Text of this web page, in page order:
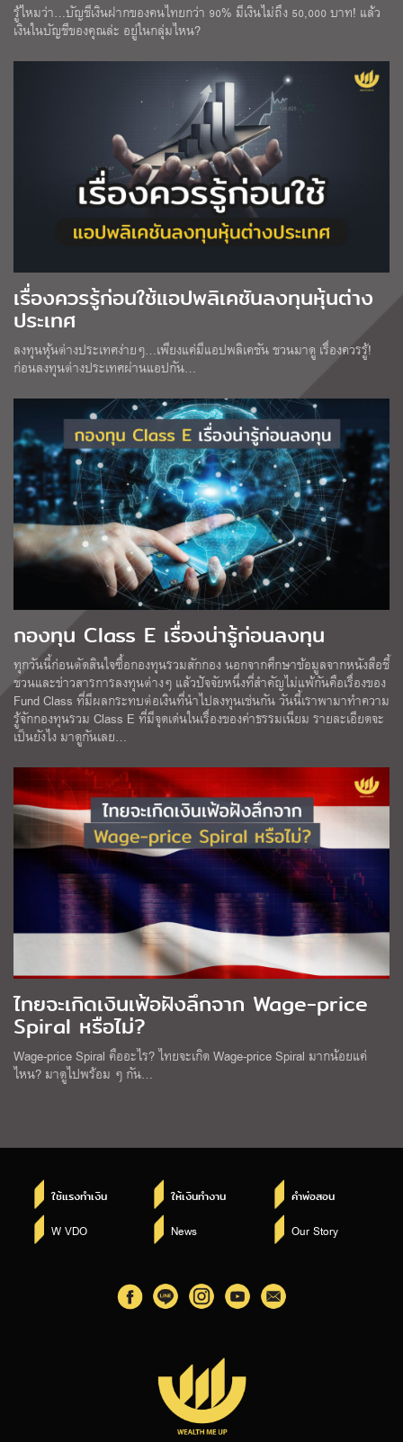
รู้ไหมว่า…บัญชีเงินฝากของคนไทยกว่า 90% มีเงินไม่ถึง 50,000 บาท! แล้ว
เงินในบัญชีของคุณล่ะ อยู่ในกลุ่มไหน?
เรื่องควรรู้ก่อนใช้แอปพลิเคชันลงทุนหุ้นต่าง
ประเทศ
ลงทุนหุ้นต่างประเทศง่ายๆ…เพียงแค่มีแอปพลิเคชัน ชวนมาดู เรื่องควรรู้!
ก่อนลงทุนต่างประเทศผ่านแอปกัน…
กองทุน Class E เรื่องน่ารู้ก่อนลงทุน
ทุกวันนี้ก่อนตัดสินใจซื้อกองทุนรวมสักกอง นอกจากศึกษาข้อมูลจากหนังสือชี้
ชวนและข่าวสารการลงทุนต่างๆ แล้วปัจจัยหนึ่งที่สำคัญไม่แพ้กันคือเรื่องของ
Fund Class ที่มีผลกระทบต่อเงินที่นำไปลงทุนเช่นกัน วันนี้เราพามาทำความ
รู้จักกองทุนรวม Class E ที่มีจุดเด่นในเรื่องของค่าธรรมเนียม รายละเอียดจะ
เป็นยังไง มาดูกันเลย…
ไทยจะเกิดเงินเฟ้อฝังลึกจาก Wage-price
Spiral หรือไม่?
Wage-price Spiral คืออะไร? ไทยจะเกิด Wage-price Spiral มากน้อยแค่
ไหน? มาดูไปพร้อม ๆ กัน…
ใช้แรงทำเงิน ให้เงินทำงาน คำพ่อสอน
W VDO News Our Story